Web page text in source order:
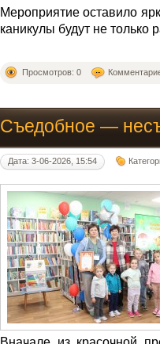
Мероприятие оставило
каникулы будут не
Просмотров: 0
Съедобное —
Дата: 3-06-2026, 15:54